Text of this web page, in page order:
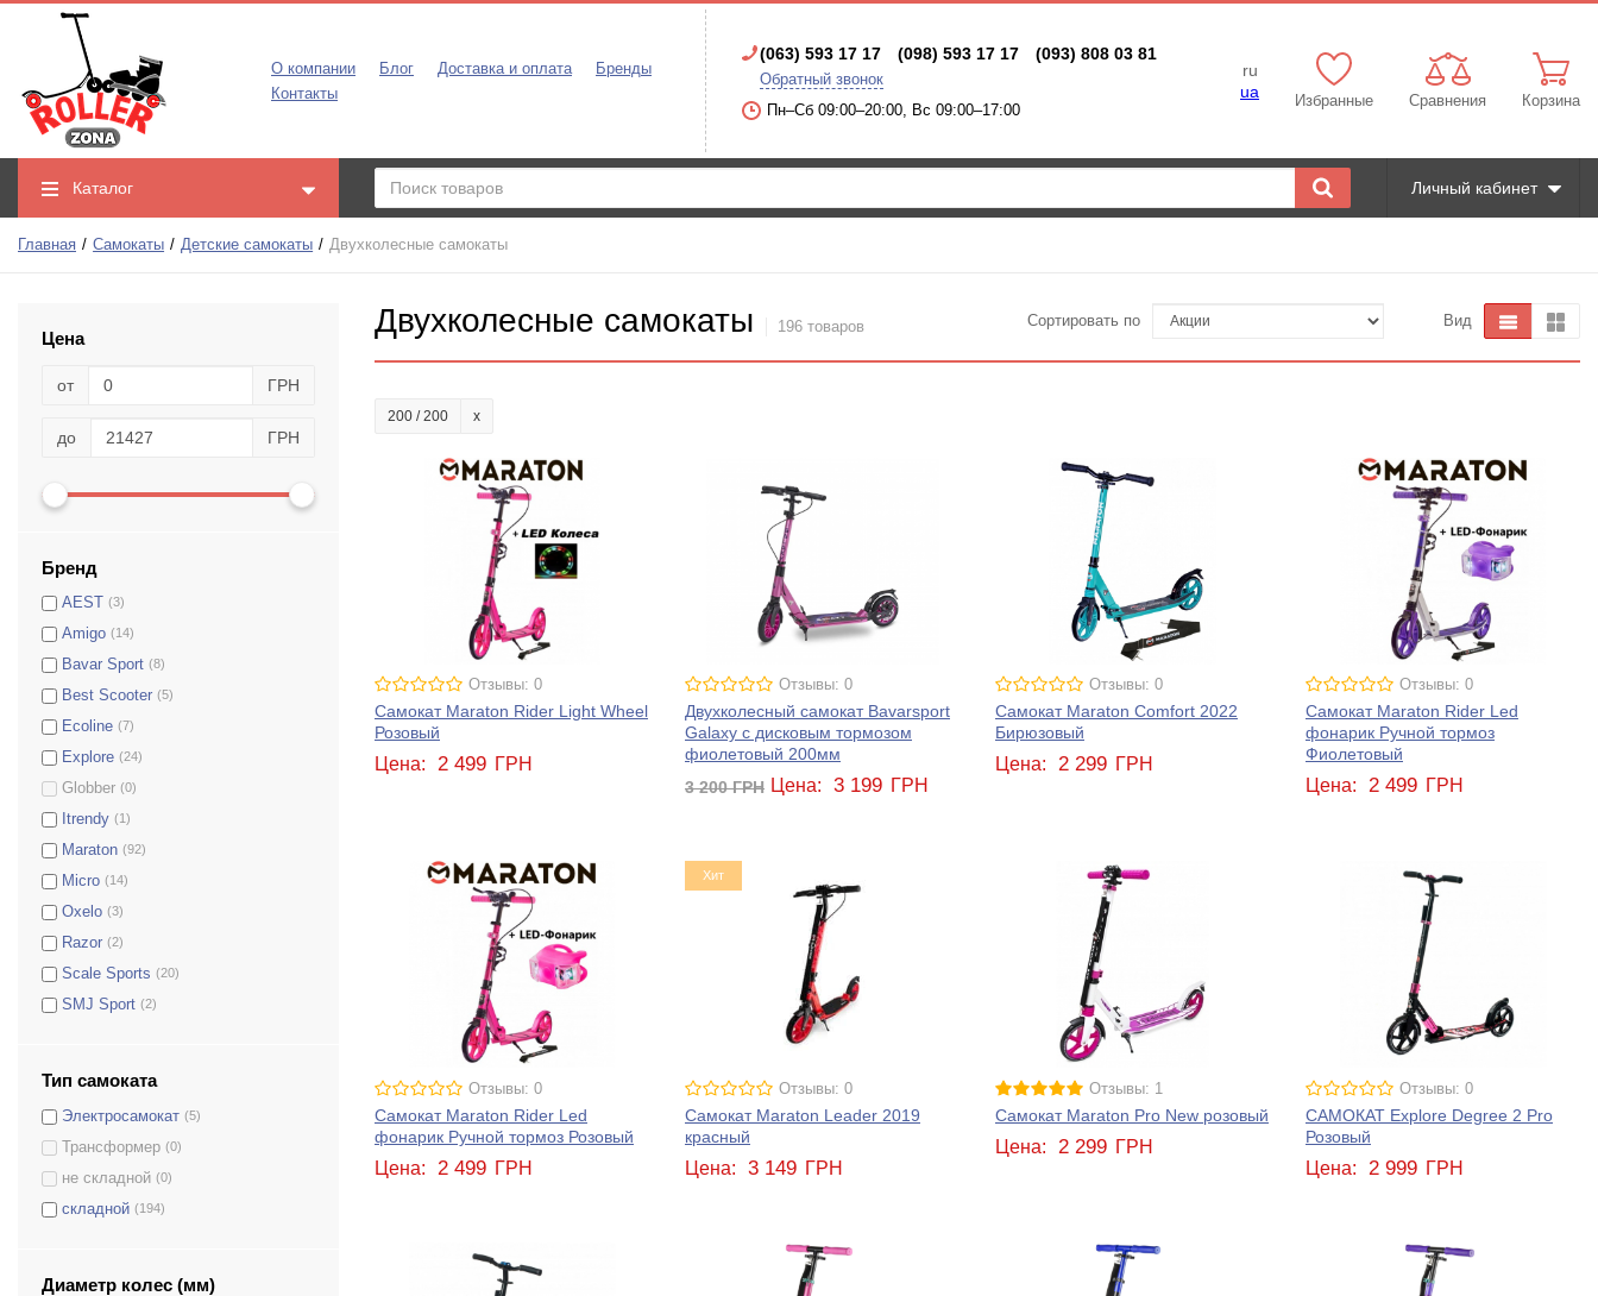
О компании Блог Доставка и оплата
Бренды
Контакты
(063) 593 17 17 (098) 593 17 17 (093) 808 03 81
Обратный звонок
Пн–Сб 09:00–20:00, Вс 09:00–17:00
ru
ua
Избранные Сравнения Корзина
Каталог Личный кабинет
Главная Самокаты Детские самокаты Двухколесные самокаты
Цена
от ГРН
до ГРН
Бренд
AEST (3)
Amigo (14)
Bavar Sport (8)
Best Scooter (5)
Ecoline (7)
Explore (24)
Globber (0)
Itrendy (1)
Maraton (92)
Micro (14)
Oxelo (3)
Razor (2)
Scale Sports (20)
SMJ Sport (2)
Тип самоката
Электросамокат (5)
Трансформер (0)
не складной (0)
складной (194)
Диаметр колес (мм)
210 / 210 (3)
255 / 230
230 / 215
121 / 121
125/121 (5)
120 / 100 (3)
200 / 145 (3)
Двухколесные самокаты 196 товаров Сортировать по Вид
200 / 200
Отзывы: 0
Самокат Maraton Rider Light Wheel
Розовый
Цена: 2 499 ГРН
Отзывы: 0
Двухколесный самокат Bavarsport
Galaxy с дисковым тормозом
фиолетовый 200мм
3 200ГРН Цена: 3 199 ГРН
Отзывы: 0
Самокат Maraton Comfort 2022
Бирюзовый
Цена: 2 299 ГРН
Отзывы: 0
Самокат Maraton Rider Led
фонарик Ручной тормоз
Фиолетовый
Цена: 2 499 ГРН
Отзывы: 0
Самокат Maraton Rider Led
фонарик Ручной тормоз Розовый
Цена: 2 499 ГРН
Хит
Отзывы: 0
Самокат Maraton Leader 2019
красный
Цена: 3 149 ГРН
Отзывы: 1
Самокат Maraton Pro New розовый
Цена: 2 299 ГРН
Отзывы: 0
САМОКАТ Explore Degree 2 Pro
Розовый
Цена: 2 999 ГРН